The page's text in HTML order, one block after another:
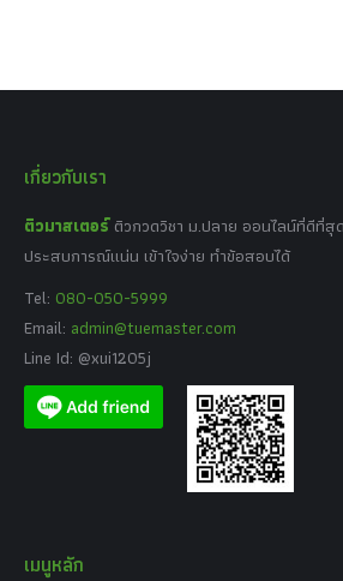
เกี่ยวกับเรา
ติวมาสเตอร์ ติวกวดวิชา ม.ปลาย ออนไลน์ที่ดีที่
ประสบการณ์แน่น เข้าใจง่าย ทำข้อสอบได้
Tel: 080-050-5999
Email: admin@tuemaster.com
Line Id: @xui1205j
เมนูหลัก